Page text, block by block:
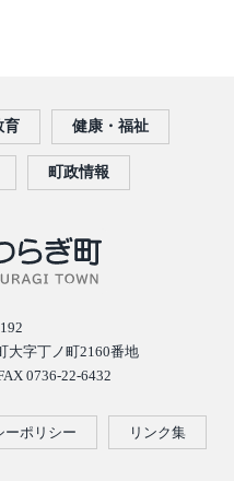
育 健康・福祉
町政情報
大字丁ノ町2160番地
0736-22-6432
ーポリシー リンク集